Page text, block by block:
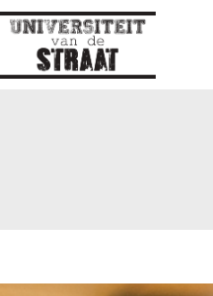
naar
inhoud